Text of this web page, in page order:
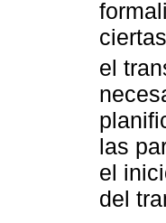
el
las
el
del